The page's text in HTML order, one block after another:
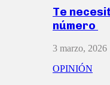
Te
número
3 marzo, 2026
OPINIÓN